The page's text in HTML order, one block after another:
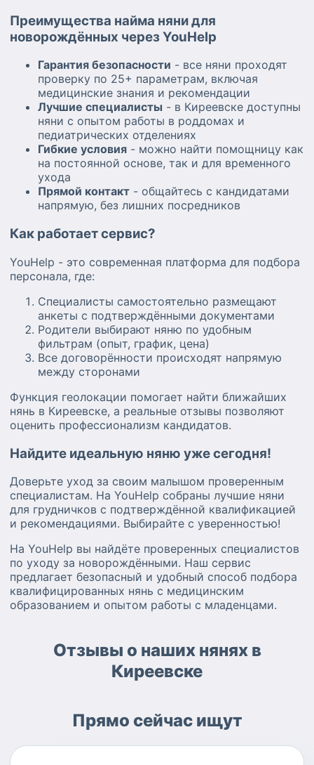
Преимущества найма няни для
новорождённых через YouHelp
Гарантия безопасности - все няни проходят
проверку по 25+ параметрам, включая
медицинские знания и рекомендации
Лучшие специалисты - в Киреевске доступны
няни с опытом работы в роддомах и
педиатрических отделениях
Гибкие условия - можно найти помощницу как
на постоянной основе, так и для временного
ухода
Прямой контакт - общайтесь с кандидатами
напрямую, без лишних посредников
Как работает сервис?
YouHelp - это современная платформа для подбора
персонала, где:
Специалисты самостоятельно размещают
анкеты с подтверждёнными документами
Родители выбирают няню по удобным
фильтрам (опыт, график, цена)
Все договорённости происходят напрямую
между сторонами
Функция геолокации помогает найти ближайших
нянь в Киреевске, а реальные отзывы позволяют
оценить профессионализм кандидатов.
Найдите идеальную няню уже сегодня!
Доверьте уход за своим малышом проверенным
специалистам. На YouHelp собраны лучшие няни
для грудничков с подтверждённой квалификацией
и рекомендациями. Выбирайте с уверенностью!
На YouHelp вы найдёте проверенных специалистов
по уходу за новорождёнными. Наш сервис
предлагает безопасный и удобный способ подбора
квалифицированных нянь с медицинским
образованием и опытом работы с младенцами.
Отзывы о наших нянях в
Киреевске
Прямо сейчас ищут